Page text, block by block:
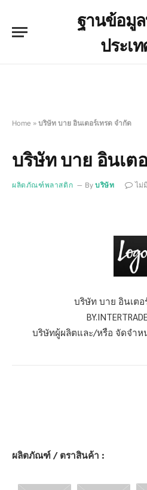
ฐานข้อมู
ประเ
Home » บริษัท บาย อินเตอร์เทรด จำกัด
บริษัท บาย อินเต
ผลิตภัณฑ์พลาสติก By บริษัท ไม่
บริษัท บาย อินเตอ
บริษัทผู้ผลิตและ/หรือ จัดจำ
ผลิตภัณฑ์ / ตราสินค้า :